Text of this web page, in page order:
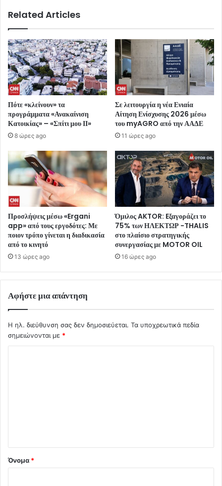
Related Articles
Πότε «κλείνουν» τα
προγράμματα «Ανακαίνιση
Κατοικίας» – «Σπίτι μου ΙΙ»
8 ώρες ago
Σε λειτουργία η νέα Ενιαία
Αίτηση Ενίσχυσης 2026 μέσω
του myAGRO από την ΑΑΔΕ
11 ώρες ago
Προσλήψεις μέσω «Ergani
app» από τους εργοδότες: Με
ποιον τρόπο γίνεται η διαδικασία
από το κινητό
13 ώρες ago
Όμιλος AKTOR: Eξαγοράζει το
75% των ΗΛΕΚΤΩΡ -THALIS
στο πλαίσιο στρατηγικής
συνεργασίας με MOTOR OIL
16 ώρες ago
Αφήστε μια απάντηση
Η ηλ. διεύθυνση σας δεν δημοσιεύεται. Τα υποχρεωτικά πεδία
σημειώνονται με *
Όνομα *